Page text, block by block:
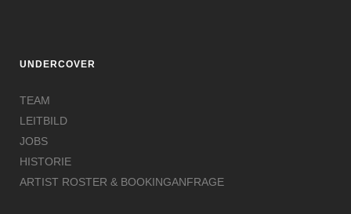
UNDERCOVER
TEAM
LEITBILD
JOBS
HISTORIE
ARTIST ROSTER & BOOKINGANFRAGE